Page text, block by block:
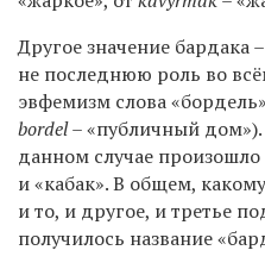
Другое значение бардака
не последнюю роль во
эвфемизм слова
bordel– «публичный дом»).
данном случае
и «кабак». В общем,
и то, и другое, и третье
получилось название